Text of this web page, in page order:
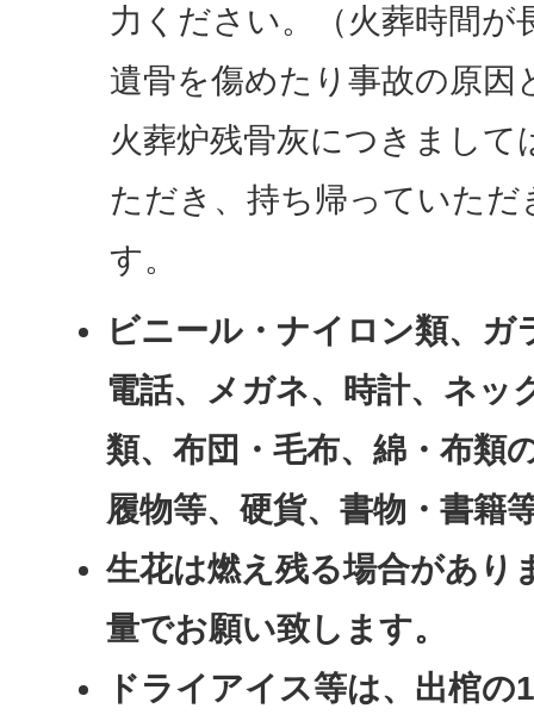
力ください。（火葬時間
遺骨を傷めたり事故の原因
火葬炉残骨灰につきまし
ただき、持ち帰っていた
す。
ビニール・ナイロン類、ガ
電話、メガネ、時計、ネッ
類、布団・毛布、綿・布類
履物等、硬貨、書物・書籍
生花は燃え残る場合があり
量でお願い致します。
ドライアイス等は、出棺